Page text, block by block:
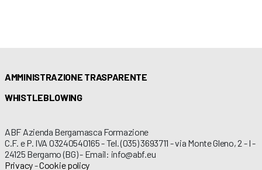
AMMINISTRAZIONE TRASPARENTE
WHISTLEBLOWING
ABF Azienda Bergamasca Formazione
C.F. e P. IVA 03240540165 - Tel. (035) 3693711 - via Monte Gleno, 2 - I -
24125 Bergamo (BG) - Email: info@abf.eu
Privacy-Cookie policy